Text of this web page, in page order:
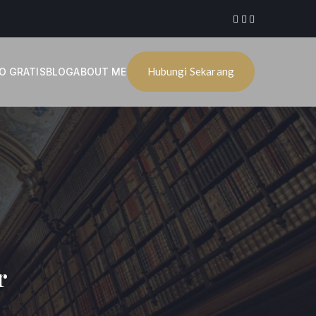
GRATISBLOGABOUT ME Hubungi Sekarang